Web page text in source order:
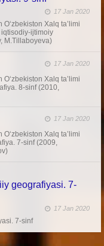
17 Jan 2020
Xalq ta’limi
ijtimoiy
M.Tillaboyeva)
17 Jan 2020
Xalq ta’limi
8-sinf (2010,
17 Jan 2020
Xalq ta’limi
7-sinf (2009,
geografiyasi. 7-
17 Jan 2020
7-sinf